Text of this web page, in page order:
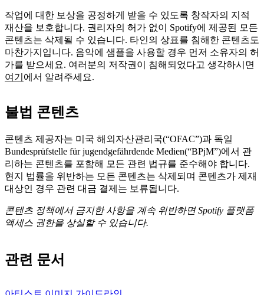
작업에 대한 보상을 공정하게 받을 수 있도록 창작자의 지적
재산을 보호합니다. 권리자의 허가 없이 Spotify에 제공된 모든
콘텐츠는 삭제될 수 있습니다. 타인의 상표를 침해한 콘텐츠도
마찬가지입니다. 음악에 샘플을 사용할 경우 먼저 소유자의 허
가를 받으세요. 여러분의 저작권이 침해되었다고 생각하시면
여기 에서 알려주세요.
불법 콘텐츠
콘텐츠 제공자는 미국 해외자산관리국(“OFAC”)과 독일 ​
Bundesprüfstelle für jugendgefährdende Medien(“BPjM”)에서 관
리하는 콘텐츠를 포함해 모든 관련 법규를 준수해야 합니다.
현지 법률을 위반하는 모든 콘텐츠는 삭제되며 콘텐츠가 제재
대상인 경우 관련 대금 결제는 보류됩니다.
콘텐츠 정책에서 금지한 사항을 계속 위반하면 Spotify 플랫폼
액세스 권한을 상실할 수 있습니다.
관련 문서